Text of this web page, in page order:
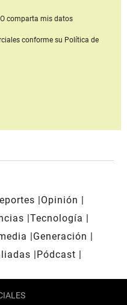
comparta mis datos
conforme su Política de
Opinión
Tecnología
Generación
Pódcast